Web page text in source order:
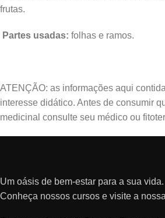
frutas.
Partes usadas: folhas e ramos.
ATENÇÃO: as informações aqui
interesse didático. Antes de consumir
medicinal consulte seu médico ou
Um oásis de bem-estar para a sua vida.
Conheça nossos cursos e visite a